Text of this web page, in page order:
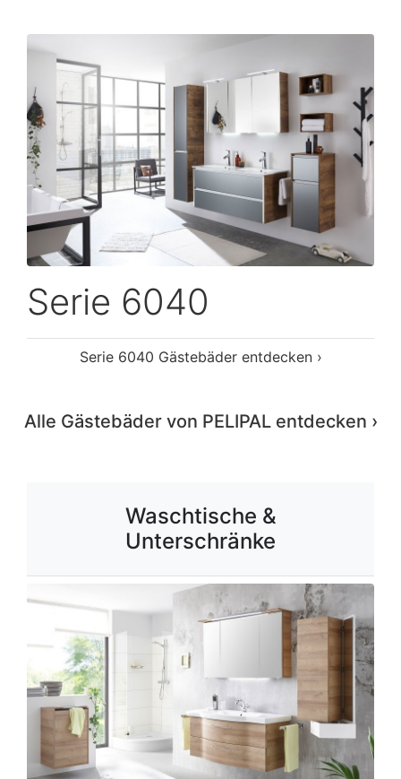
Serie 6040
Serie 6040 Gästebäder entdecken ›
Alle Gästebäder von PELIPAL entdecken ›
Waschtische &
Unterschränke